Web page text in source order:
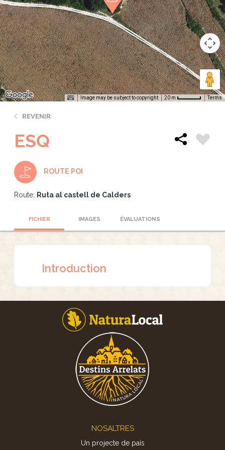
Image may be subject to copyright 20 m Terms
REVENIR
ESQ
ROUTE POI
Route: Ruta al castell de Calders
FICHIER IMAGES ÉVALUATIONS
Introduction
NOSALTRES
Un projecte de país